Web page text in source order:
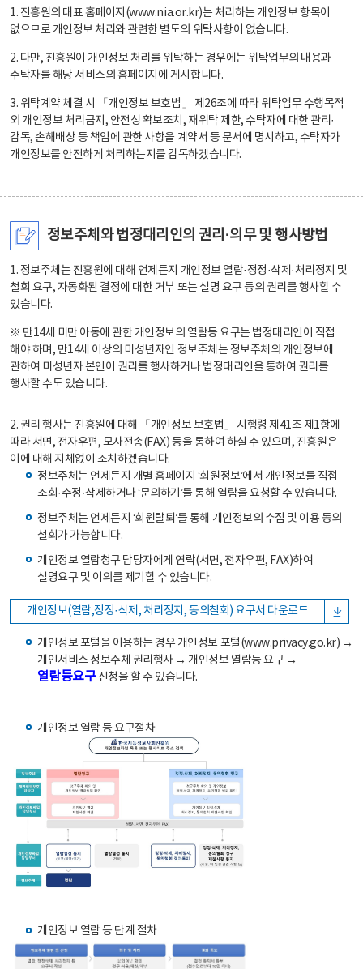
1. 진흥원의 대표 홈페이지(www.nia.or.kr)는 처리하는 개인정보 항목이
없으므로 개인정보 처리와 관련한 별도의 위탁사항이 없습니다.
2. 다만, 진흥원이 개인정보 처리를 위탁하는 경우에는 위탁업무의 내용과
수탁자를 해당 서비스의 홈페이지에 게시합니다.
3. 위탁계약 체결 시 「개인정보 보호법」 제26조에 따라 위탁업무 수행목적
외 개인정보 처리금지, 안전성 확보조치, 재위탁 제한, 수탁자에 대한 관리·
감독, 손해배상 등 책임에 관한 사항을 계약서 등 문서에 명시하고, 수탁자가
개인정보를 안전하게 처리하는지를 감독하겠습니다.
정보주체와 법정대리인의 권리·의무 및 행사방법
1. 정보주체는 진흥원에 대해 언제든지 개인정보 열람·정정·삭제·처리정지 및
철회 요구, 자동화된 결정에 대한 거부 또는 설명 요구 등의 권리를 행사할 수
있습니다.
※ 만14세 미만 아동에 관한 개인정보의 열람등 요구는 법정대리인이 직접
해야 하며, 만14세 이상의 미성년자인 정보주체는 정보주체의 개인정보에
관하여 미성년자 본인이 권리를 행사하거나 법정대리인을 통하여 권리를
행사할 수도 있습니다.
2. 권리 행사는 진흥원에 대해 「개인정보 보호법」 시행령 제41조 제1항에
따라 서면, 전자우편, 모사전송(FAX) 등을 통하여 하실 수 있으며, 진흥원은
이에 대해 지체없이 조치하겠습니다.
정보주체는 언제든지 개별 홈페이지 ‘회원정보’에서 개인정보를 직접
조회·수정·삭제하거나 ‘문의하기’를 통해 열람을 요청할 수 있습니다.
정보주체는 언제든지 ‘회원탈퇴’를 통해 개인정보의 수집 및 이용 동의
철회가 가능합니다.
개인정보 열람청구 담당자에게 연락(서면, 전자우편, FAX)하여
설명요구 및 이의를 제기할 수 있습니다.
개인정보(열람,정정·삭제, 처리정지, 동의철회) 요구서 다운로드
개인정보 포털을 이용하는 경우 개인정보 포털(www.privacy.go.kr) →
개인서비스 정보주체 권리행사 → 개인정보 열람등 요구 →
열람등요구신청을 할 수 있습니다.
개인정보 열람 등 요구절차
개인정보 열람 등 단계 절차